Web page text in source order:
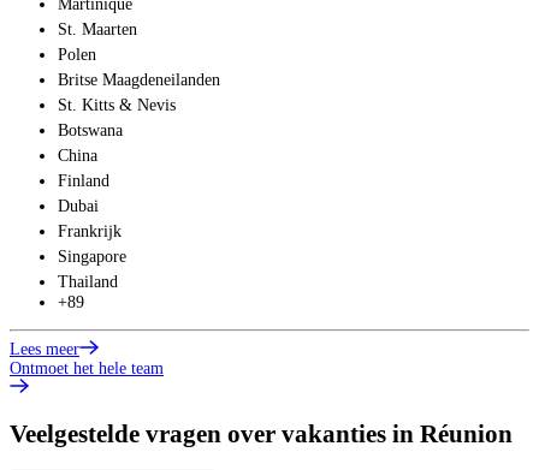
Martinique
St. Maarten
Polen
Britse Maagdeneilanden
St. Kitts & Nevis
Botswana
China
Finland
Dubai
Frankrijk
Singapore
Thailand
+89
Lees meer
Ontmoet het hele team
Veelgestelde vragen over vakanties in Réunion